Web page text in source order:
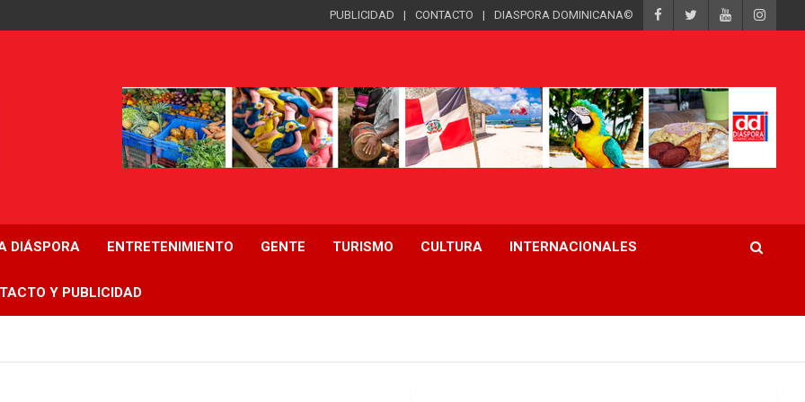
PUBLICIDAD CONTACTO DIASPORA DOMINICANA©
DIÁSPORA ENTRETENIMIENTO GENTE TURISMO CULTURA INTERNACIONALES
Y PUBLICIDAD